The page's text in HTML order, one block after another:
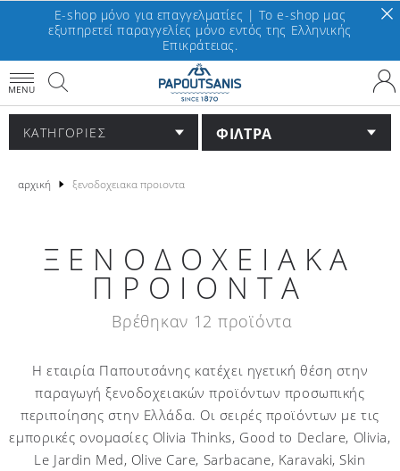
E-shop μόνο για επαγγελματίες | To e-shop μας
εξυπηρετεί παραγγελίες μόνο εντός της Ελληνικής
Επικράτειας.
MENU
ΚΑΤΗΓΟΡΙΕΣ ΦΙΛΤΡΑ
αρχική ξενοδοχειακα προιοντα
ΞΕΝΟΔΟΧΕΙΑΚΑ
ΠΡΟΙΟΝΤΑ
Βρέθηκαν 12 προϊόντα
H εταιρία Παπουτσάνης κατέχει ηγετική θέση στην
παραγωγή ξενοδοχειακών προϊόντων προσωπικής
περιποίησης στην Ελλάδα. Οι σειρές προϊόντων με τις
εμπορικές ονομασίες Olivia Thinks, Good to Declare, Olivia,
Le Jardin Med, Olive Care, Sarbacane, Karavaki, Skin